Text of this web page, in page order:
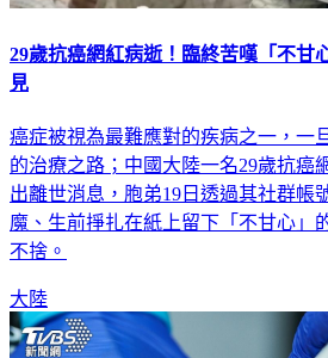
29歲抗癌網紅病逝！臨終苦嘆「不
見
癌症被視為最難應對的疾病之一，一
的治療之路；中國大陸一名29歲抗癌
出離世消息，胞弟19日透過其社群帳
魔、生前掙扎在紙上留下「不甘心」
不捨。
大陸